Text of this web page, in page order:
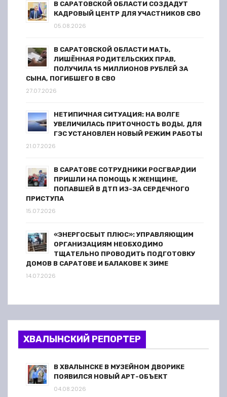
В САРАТОВСКОЙ ОБЛАСТИ СОЗДАДУТ
КАДРОВЫЙ ЦЕНТР ДЛЯ УЧАСТНИКОВ СВО
05.08.2026
В САРАТОВСКОЙ ОБЛАСТИ МАТЬ,
ЛИШЁННАЯ РОДИТЕЛЬСКИХ ПРАВ,
ПОЛУЧИЛА 15 МИЛЛИОНОВ РУБЛЕЙ ЗА
СЫНА, ПОГИБШЕГО В СВО
27.07.2026
НЕТИПИЧНАЯ СИТУАЦИЯ: НА ВОЛГЕ
УВЕЛИЧИЛАСЬ ПРИТОЧНОСТЬ ВОДЫ, ДЛЯ
ГЭС УСТАНОВЛЕН НОВЫЙ РЕЖИМ РАБОТЫ
21.07.2026
В САРАТОВЕ СОТРУДНИКИ РОСГВАРДИИ
ПРИШЛИ НА ПОМОЩЬ К ЖЕНЩИНЕ,
ПОПАВШЕЙ В ДТП ИЗ-ЗА СЕРДЕЧНОГО
ПРИСТУПА
15.07.2026
«ЭНЕРГОСБЫТ ПЛЮС»: УПРАВЛЯЮЩИМ
ОРГАНИЗАЦИЯМ НЕОБХОДИМО
ТЩАТЕЛЬНО ПРОВОДИТЬ ПОДГОТОВКУ
ДОМОВ В САРАТОВЕ И БАЛАКОВЕ К ЗИМЕ
14.07.2026
ХВАЛЫНСКИЙ РЕПОРТЕР
В ХВАЛЫНСКЕ В МУЗЕЙНОМ ДВОРИКЕ
ПОЯВИЛСЯ НОВЫЙ АРТ-ОБЪЕКТ
04.08.2026